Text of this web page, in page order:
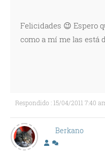
Felicidades 😉 Espero
como a mí me las está
Respondido : 15/04/2011 7:40
Berkano